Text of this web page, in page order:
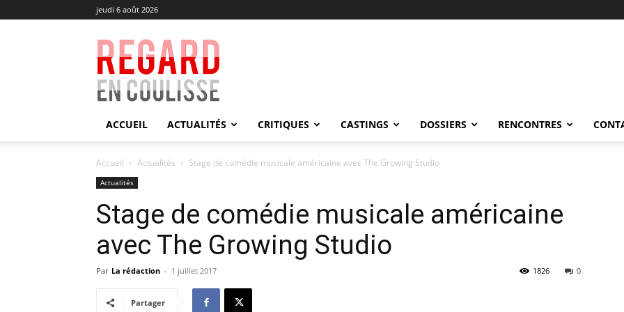
jeudi 6 août 2026
Regard
en
Coulisse
ACCUEIL ACTUALITÉS CRITIQUES CASTINGS DOSSIERS RENCONTRES
Accueil Actualités Stage de comédie musicale américaine avec The Growing Studio
Actualités
Stage de comédie musicale américaine
avec The Growing Studio
Par La rédaction - 1 juillet 2017 0
1826
Partager